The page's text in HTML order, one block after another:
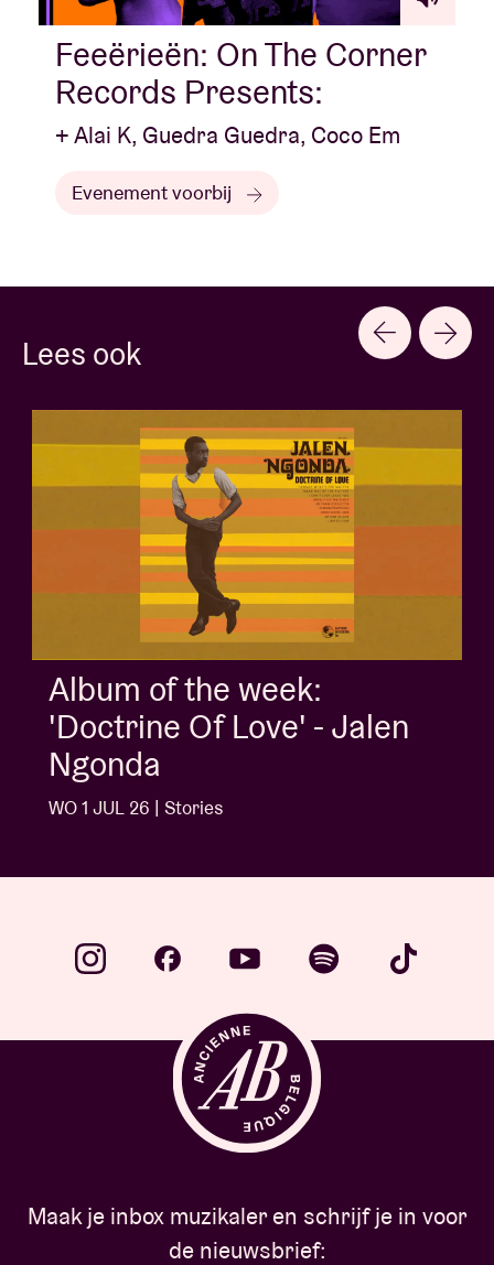
Feeërieën: On The Corner
Records Presents:
+ Alai K, Guedra Guedra, Coco Em
Evenement voorbij
Lees ook
Album of the week:
'Doctrine Of Love' - Jalen
Ngonda
WO 1 JUL 26 | Stories
Maak je inbox muzikaler en schrijf je in voor
de nieuwsbrief: